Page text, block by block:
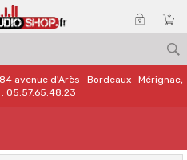
avenue d'Arès- Bordeaux- Mérignac,
05.57.65.48.23